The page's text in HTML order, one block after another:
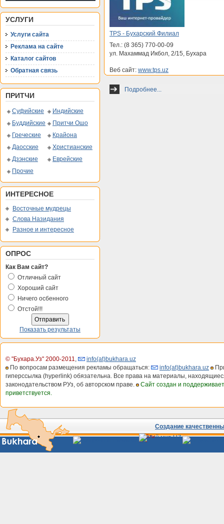
УСЛУГИ
Услуги сайта
Реклама на сайте
Каталог сайтов
Обратная связь
ПРИТЧИ
Суфийские
Индийские
Буддийские
Притчи Ошо
Греческие
Крайона
Даосские
Христианские
Дзэнские
Еврейские
Прочие
ИНТЕРЕСНОЕ
Восточные мудрецы
Слова Назидания
Разное и интересное
ОПРОС
Как Вам сайт?
Отличный сайт
Хороший сайт
Ничего осбенного
Отстой!!!
Показать результаты
TPS - Бухарский Филиал
Тел.: (8 365) 770-00-09
ул. Махаммад Икбол, 2/15, Бухара
Веб сайт: www.tps.uz
Подробнее...
© "Бухара.Уз" 2000-2011,
info(at)bukhara.uz
По вопросам размещения рекламы обращаться:
info(at)bukhara.uz
гиперссылка (hyperlink) обязательна. Все права на материалы,
законодательством РУз, об авторском праве.
Сайт создан и
приветствуется.
Создание
Сайты
Узбекистана